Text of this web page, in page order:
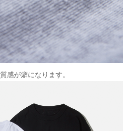
感が癖になります。